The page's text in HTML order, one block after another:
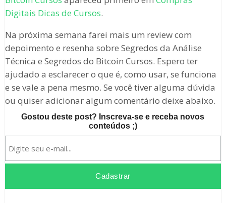
Digitais Dicas de Cursos.
Na próxima semana farei mais um review com
depoimento e resenha sobre Segredos da Análise
Técnica e Segredos do Bitcoin Cursos. Espero ter
ajudado a esclarecer o que é, como usar, se funciona
e se vale a pena mesmo. Se você tiver alguma dúvida
ou quiser adicionar algum comentário deixe abaixo.
Gostou deste post? Inscreva-se e receba novos
conteúdos ;)